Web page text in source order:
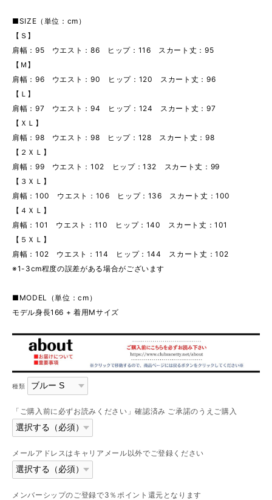
■SIZE（単位：cm）
【Ｓ】
肩幅：95 ウエスト：86 ヒップ：116 スカート丈：95
【Ｍ】
肩幅：96 ウエスト：90 ヒップ：120 スカート丈：96
【Ｌ】
肩幅：97 ウエスト：94 ヒップ：124 スカート丈：97
【ＸＬ】
肩幅：98 ウエスト：98 ヒップ：128 スカート丈：98
【２ＸＬ】
肩幅：99 ウエスト：102 ヒップ：132 スカート丈：99
【３ＸＬ】
肩幅：100 ウエスト：106 ヒップ：136 スカート丈：100
【４ＸＬ】
肩幅：101 ウエスト：110 ヒップ：140 スカート丈：101
【５ＸＬ】
肩幅：102 ウエスト：114 ヒップ：144 スカート丈：102
※1-3cm程度の誤差がある場合がございます
■MODEL（単位：cm）
モデル身長166 + 着用Mサイズ
種類
「ご購入前に必ずお読みください」確認済み ご承諾のうえご購入
メールアドレスはキャリアメール以外でご登録ください
メンバーシップのご登録で3％ポイント還元となります